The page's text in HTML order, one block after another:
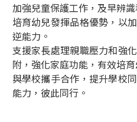
加強兒童保護工作，及早辨
培育幼兒發揮品格優勢，以
逆能力。
支援家長處理親職壓力和強
附，強化家庭功能，有效培育
與學校攜手合作，提升學校
能力，彼此同行。